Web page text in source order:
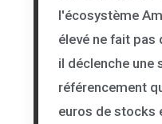
l'écosystème
élevé ne fait pas
il déclenche une
référencement
euros de stocks